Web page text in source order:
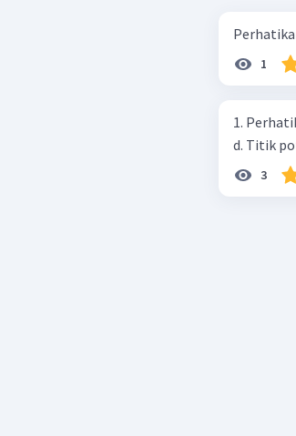
1
1. Perhatikan
d. Titik
3